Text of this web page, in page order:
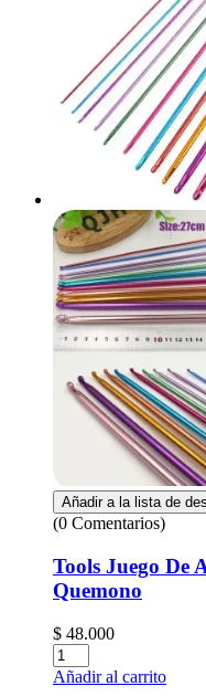
Añadir a la lista de
(0 Comentarios)
Tools Juego De
Quemono
$ 48.000
Cantidad:
Añadir al carrito